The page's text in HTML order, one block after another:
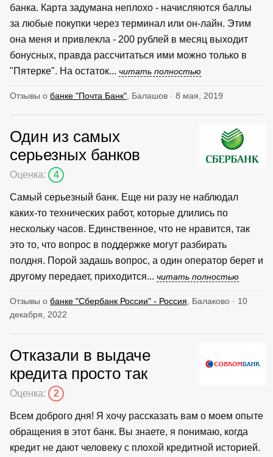
банка. Карта задумана неплохо - начисляются баллы
за любые покупки через терминал или он-лайн. Этим
она меня и привлекла - 200 рублей в месяц выходит
бонусных, правда рассчитаться ими можно только в
"Пятерке". На остаток... читать полностью
Отзывы о банке "Почта Банк" , Балашов · 8 мая, 2019
Один из самых
серьезных банков
Оценка: 4
Самый серьезный банк. Еще ни разу не наблюдал
каких-то технических работ, которые длились по
нескольку часов. Единственное, что не нравится, так
это то, что вопрос в поддержке могут разбирать
полдня. Порой задашь вопрос, а один оператор берет и
другому передает, приходится... читать полностью
Отзывы о банке "Сбербанк России" - Россия , Балаково · 10
декабря, 2022
Отказали в выдаче
кредита просто так
Оценка: 2
Всем доброго дня! Я хочу рассказать вам о моем опыте
обращения в этот банк. Вы знаете, я понимаю, когда
кредит не дают человеку с плохой кредитной историей.